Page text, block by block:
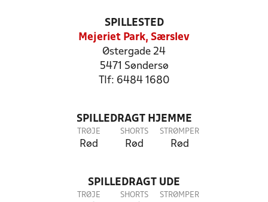
SPILLESTED
Mejeriet Park, Særslev
Østergade 24
5471 Søndersø
Tlf: 6484 1680
SPILLEDRAGT HJEMME
TRØJE
Rød
SHORTS
Rød
STRØMPER
Rød
SPILLEDRAGT UDE
TRØJE SHORTS STRØMPER